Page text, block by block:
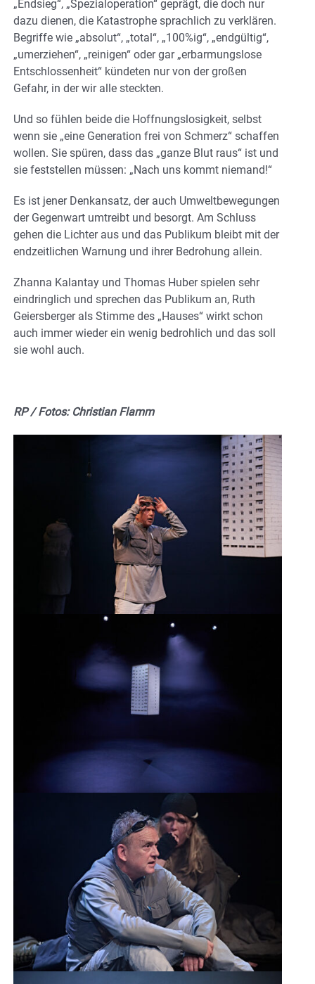
„Endsieg“, „Spezialoperation“ geprägt, die doch nur
dazu dienen, die Katastrophe sprachlich zu verklären.
Begriffe wie „absolut“, „total“, „100%ig“, „endgültig“,
„umerziehen“, „reinigen“ oder gar „erbarmungslose
Entschlossenheit“ kündeten nur von der großen
Gefahr, in der wir alle steckten.
Und so fühlen beide die Hoffnungslosigkeit, selbst
wenn sie „eine Generation frei von Schmerz“ schaffen
wollen. Sie spüren, dass das „ganze Blut raus“ ist und
sie feststellen müssen: „Nach uns kommt niemand!“
Es ist jener Denkansatz, der auch Umweltbewegungen
der Gegenwart umtreibt und besorgt. Am Schluss
gehen die Lichter aus und das Publikum bleibt mit der
endzeitlichen Warnung und ihrer Bedrohung allein.
Zhanna Kalantay und Thomas Huber spielen sehr
eindringlich und sprechen das Publikum an, Ruth
Geiersberger als Stimme des „Hauses“ wirkt schon
auch immer wieder ein wenig bedrohlich und das soll
sie wohl auch.
RP / Fotos: Christian Flamm